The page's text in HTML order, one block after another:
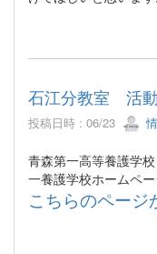
石江分教室 活
投稿日時 : 06/23
青森第一高等養護学
一養護学校ホームペ
こちらのページ